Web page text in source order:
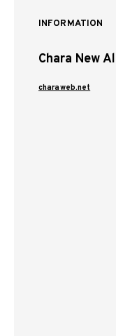
INFORMATION
Chara New
charaweb.net